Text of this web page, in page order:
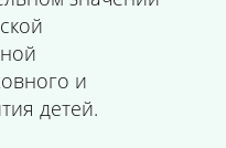
и
детей.